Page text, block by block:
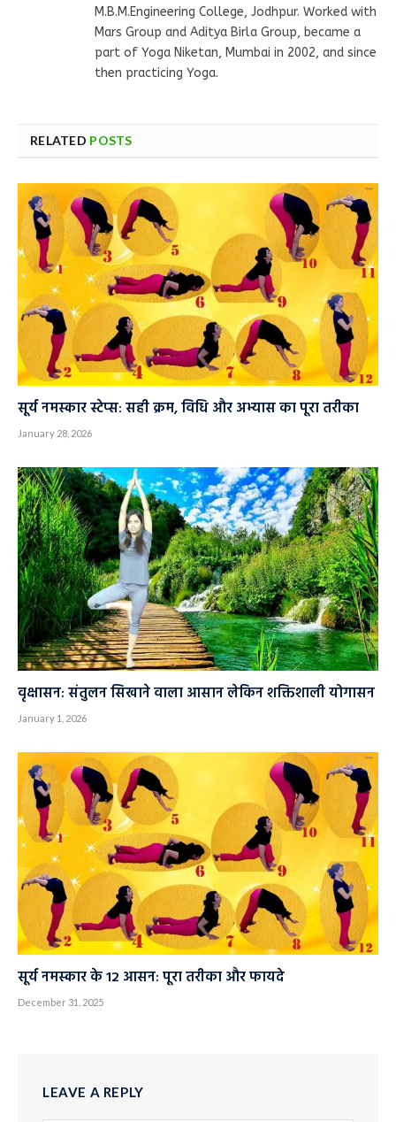
M.B.M.Engineering College, Jodhpur. Worked with
Mars Group and Aditya Birla Group, became a
part of Yoga Niketan, Mumbai in 2002, and since
then practicing Yoga.
RELATED POSTS
सूर्य नमस्कार स्टेप्स: सही क्रम, विधि और अभ्यास का पूरा तरीका
January 28, 2026
वृक्षासन: संतुलन सिखाने वाला आसान लेकिन शक्तिशाली योगासन
January 1, 2026
सूर्य नमस्कार के 12 आसन: पूरा तरीका और फायदे
December 31, 2025
LEAVE A REPLY